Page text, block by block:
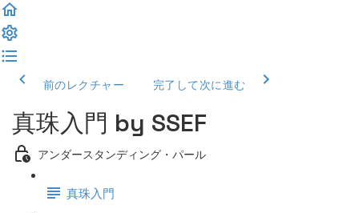
前のレクチャー 完了して次に進む
真珠入門 by SSEF
アンダースタンディング・パール
真珠入門